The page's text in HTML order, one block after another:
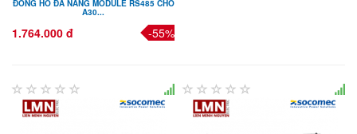
ĐỒNG HỒ ĐA NĂNG MODULE RS485 CHO
A30...
1.764.000 đ -55%